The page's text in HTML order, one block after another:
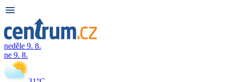
neděle 9. 8.
ne 9. 8.